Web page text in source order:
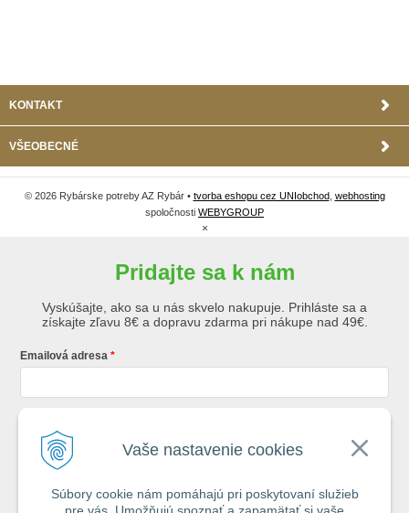
Vaše nastavenie cookies
Súbory cookie nám pomáhajú pri poskytovaní služieb
KONTAKT
VŠEOBECNÉ
© 2026 Rybárske potreby AZ Rybár • tvorba eshopu cez UNIobchod, webhosting
spoločnosti WEBYGROUP
×
Pridajte sa k nám
Vyskúšajte, ako sa u nás skvelo nakupuje. Prihláste sa a
získajte zľavu 8€ a dopravu zdarma pri nákupe nad 49€.
Emailová adresa
Registráciou súhlasíte sovšeobecnými obchodnými podmienkami AZ